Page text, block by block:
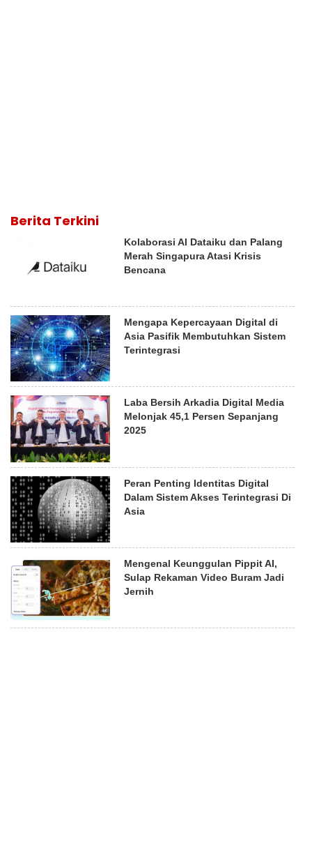
Berita Terkini
Kolaborasi AI Dataiku dan Palang
Merah Singapura Atasi Krisis
Bencana
Mengapa Kepercayaan Digital di
Asia Pasifik Membutuhkan Sistem
Terintegrasi
Laba Bersih Arkadia Digital Media
Melonjak 45,1 Persen Sepanjang
2025
Peran Penting Identitas Digital
Dalam Sistem Akses Terintegrasi Di
Asia
Mengenal Keunggulan Pippit AI,
Sulap Rekaman Video Buram Jadi
Jernih